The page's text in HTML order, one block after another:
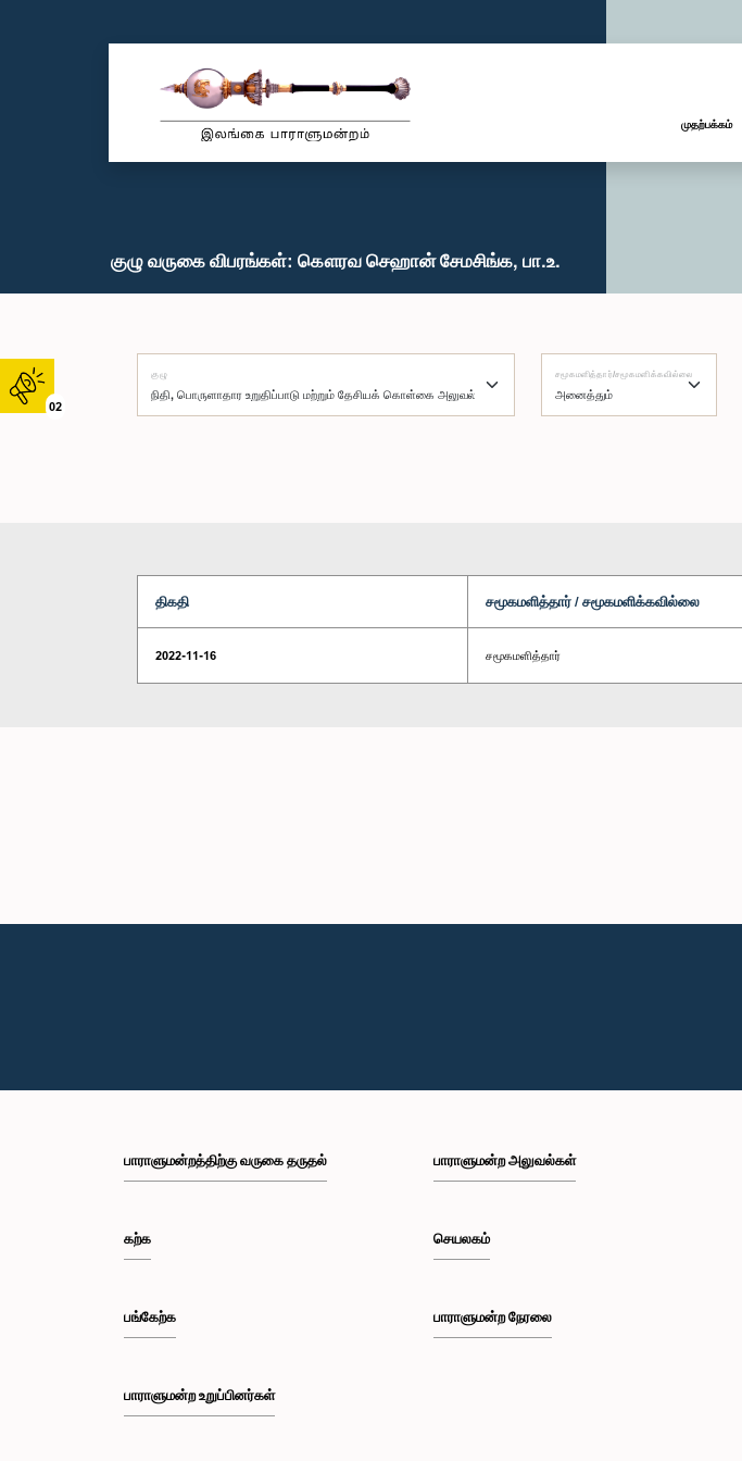
02
முதற்பக்கம்
குழு வருகை விபரங்கள்: கௌரவ செஹான் சேமசிங்க, பா.உ.
குழு சமூகமளித்தார்/சமூகமளிக்கவில்லை
திகதி சமூகமளித்தார் / சமூகமளிக்கவில்லை
2022-11-16 சமூகமளித்தார்
பாராளுமன்றத்திற்கு வருகை தருதல்
கற்க
பங்கேற்க
பாராளுமன்ற உறுப்பினர்கள்
பாராளுமன்ற அலுவல்கள்
செயலகம்
பாராளுமன்ற நேரலை